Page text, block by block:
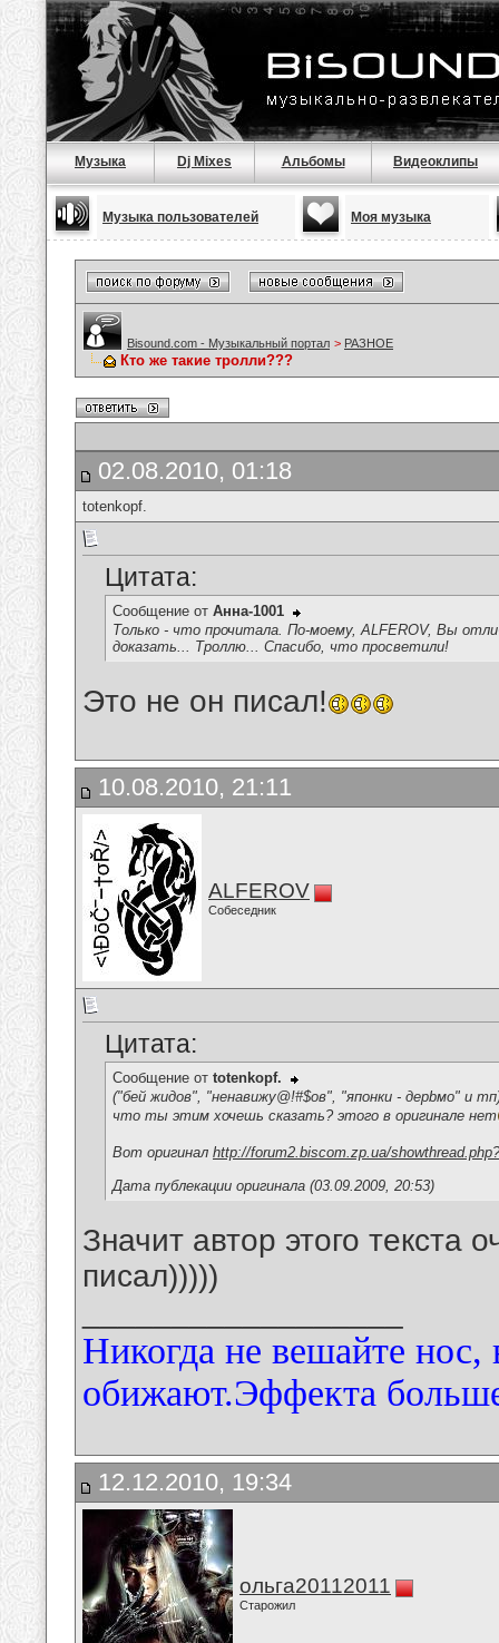
Музыка Dj Mixes Альбомы Видеоклипы
Музыка пользователей Моя музыка
Bisound.com - Музыкальный портал > РАЗНОЕ
Кто же такие тролли???
02.08.2010, 01:18
totenkopf.
Цитата:
Сообщение от Анна-1001
Только - что прочитала. По-моему, ALFEROV, Вы
доказать... Троллю... Спасибо, что просветили!
Это не он писал!
10.08.2010, 21:11
ALFEROV
Собеседник
Цитата:
Сообщение от totenkopf.
("бей жидов", "ненавижу@!#$ов", "японки - дерbмо" и
что ты этим хочешь сказать? этого в оригинале нет
Вот оригинал http://forum2.biscom.zp.ua/
Дата публекации оригинала (03.09.2009, 20:53)
Значит автор этого текста
писал)))))
Никогда не вешайте
обижают.Эффекта
12.12.2010, 19:34
ольга20112011
Старожил